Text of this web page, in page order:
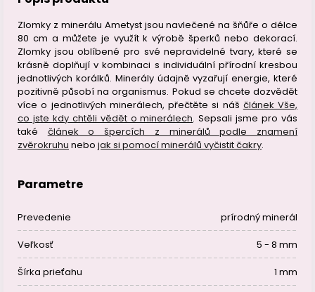
Zlomky z minerálu Ametyst jsou navlečené na šňůře o délce
80 cm a můžete je využít k výrobě šperků nebo dekorací.
Zlomky jsou oblíbené pro své nepravidelné tvary, které se
krásně doplňují v kombinaci s individuální přírodní kresbou
jednotlivých korálků. Minerály údajně vyzařují energie, které
pozitivně působí na organismus. Pokud se chcete dozvědět
více o jednotlivých minerálech, přečtěte si náš článek Vše,
co jste kdy chtěli vědět o minerálech. Sepsali jsme pro vás
také článek o špercích z minerálů podle znamení
zvěrokruhu nebo jak si pomocí minerálů vyčistit čakry.
Parametre
Prevedenie prírodný minerál
Veľkosť 5 - 8 mm
Šírka prieťahu 1 mm